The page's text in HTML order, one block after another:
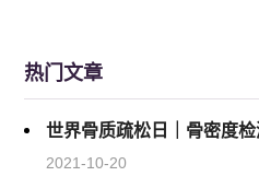
热门文章
世界骨质疏松日｜骨密度检
2021-10-20